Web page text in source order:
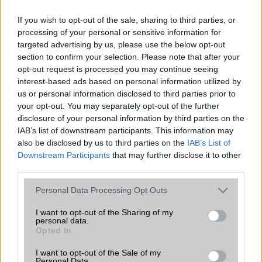
If you wish to opt-out of the sale, sharing to third parties, or
processing of your personal or sensitive information for
targeted advertising by us, please use the below opt-out
section to confirm your selection. Please note that after your
opt-out request is processed you may continue seeing
interest-based ads based on personal information utilized by
us or personal information disclosed to third parties prior to
your opt-out. You may separately opt-out of the further
disclosure of your personal information by third parties on the
IAB’s list of downstream participants. This information may
also be disclosed by us to third parties on the IAB’s List of
Downstream Participants that may further disclose it to other
Please note that this website/app uses one or more Google
not limited to your visit or usage behaviour. You may click to
grant or deny consent to Google and its third-party tags to
use your data for below specified purposes in below Google
consent section.
Personal Data Processing Opt Outs
I want to opt-out of the Sharing of my
personal data.
Opted In
I want to opt-out of the Sale of my
2026.06.29
| Phone Arena
A szeptemberi eseményen az iPhone 18 Pro modellek
mellett a régóta pletykált hajlítható iPhone Ultra is
bemutatkozhat, miközben az áremelésekről szóló
találgatások továbbra is beárnyékolják a rajtot.
Az Android rejtett automatizmusai: hat
funkció, amely észrevétlenül könnyíti
meg a mindennapokat
2026.06.14| Android Police
Sok felhasználó külön alkalmazásokra esküszik, pedig az
Android már évek óta olyan intelligens funkciókat kínál,
amelyek maguktól dolgoznak a háttérben.
Ez a rejtett Samsung funkció teljesen
sokan mégsem tudnak róla
2026.07.12
jelentősen felgyorsítja a mindennapi használatot,